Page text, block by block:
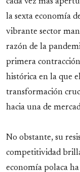
la sexta economía
vibrante sector
razón de la
primera
histórica en la que
transformación
hacia una de
No obstante, su
competitividad
economía polaca ha